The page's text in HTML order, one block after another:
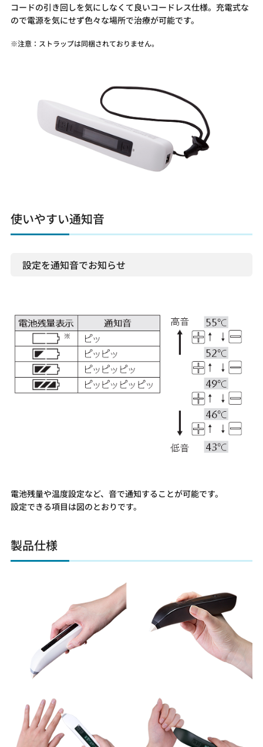
コードの引き回しを気にしなくて良いコードレス仕様。充電式な
ので電源を気にせず色々な場所で治療が可能です。
注意：ストラップは同梱されておりません。
使いやすい通知音
設定を通知音でお知らせ
電池残量や温度設定など、音で通知することが可能です。
設定できる項目は図のとおりです。
製品仕様